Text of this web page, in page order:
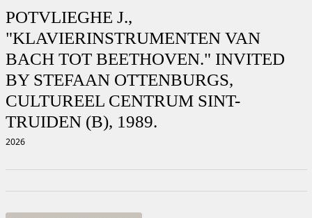
POTVLIEGHE J.,
"KLAVIERINSTRUMENTEN VAN
BACH TOT BEETHOVEN." INVITED
BY STEFAAN OTTENBURGS,
CULTUREEL CENTRUM SINT-
TRUIDEN (B), 1989.
2026